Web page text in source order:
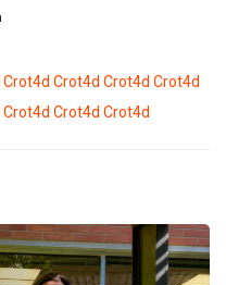
Crot4d Crot4d Crot4d Crot4d
Crot4d Crot4d Crot4d